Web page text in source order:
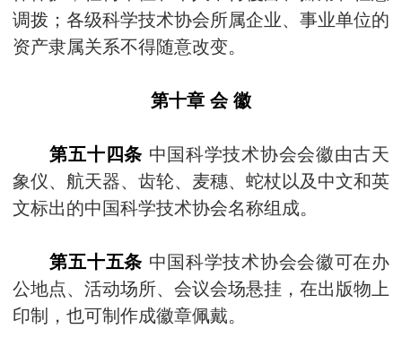
调拨；各级科学技术协会所属企业、事业单位的
资产隶属关系不得随意改变。
第十章 会 徽
第五十四条 中国科学技术协会会徽由古天
象仪、航天器、齿轮、麦穗、蛇杖以及中文和英
文标出的中国科学技术协会名称组成。
第五十五条 中国科学技术协会会徽可在办
公地点、活动场所、会议会场悬挂，在出版物上
印制，也可制作成徽章佩戴。